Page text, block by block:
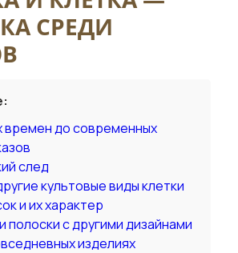
СРЕДИ
времен до современных
след
культовые виды клетки
и их характер
полоски с другими дизайнами
изделиях